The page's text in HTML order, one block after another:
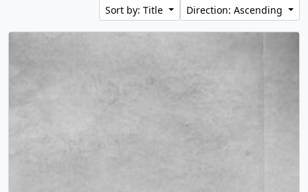
Sort by: Title
Direction: Ascending